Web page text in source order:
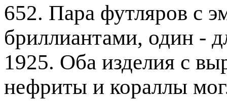
652. Пара футляров с
бриллиантами, один -
1925. Оба изделия с
нефриты и кораллы